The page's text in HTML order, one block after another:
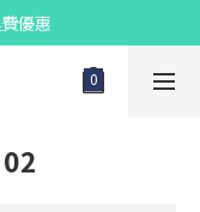
優惠